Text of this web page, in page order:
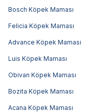
Bosch Köpek Maması
Felicia Köpek Maması
Advance Köpek Maması
Luis Köpek Maması
Obivan Köpek Maması
Bozita Köpek Maması
Acana Köpek Maması